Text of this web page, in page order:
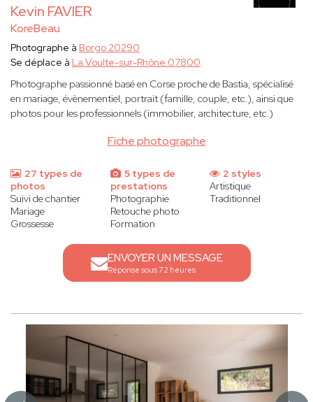
Kevin FAVIER
KoreBeau
Fiche photographe
Photographe à Borgo 20290
Se déplace à La Voulte-sur-Rhône 07800
Photographe passionné basé en Corse proche de Bastia, spécialisé
en mariage, évènementiel, portrait (famille, couple, etc.), ainsi que
photos pour les professionnels (immobilier, architecture, etc.)
27 types de
photos
Suivi de chantier
Mariage
Grossesse
5 types de
prestations
Photographie
Retouche photo
Formation
2 styles
Artistique
Traditionnel
ENVOYER UN MESSAGE
Réponse sous 72 heures